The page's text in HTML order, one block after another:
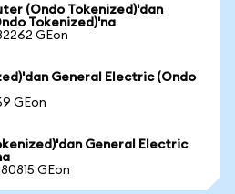
(Ondo Tokenized)'dan
Tokenized)'na
GEon
General Electric (Ondo
GEon
General Electric
GEon